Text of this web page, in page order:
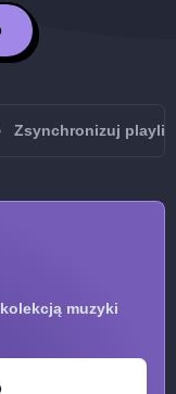
Zsynchronizuj
muzyki